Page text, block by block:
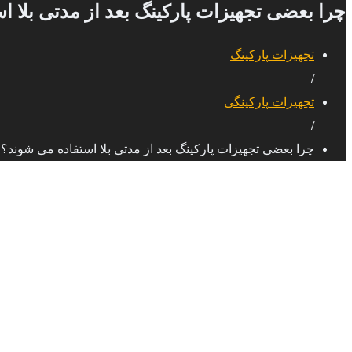
چرا بعضی تجهیزات پارکینگ بعد از مدتی بلا
تجهیزات پارکینگ
/
تجهیزات پارکینگی
/
چرا بعضی تجهیزات پارکینگ بعد از مدتی بلا استفاده می شوند؟